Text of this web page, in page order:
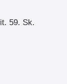
59. Sk.